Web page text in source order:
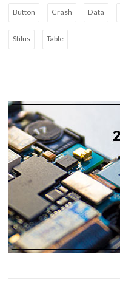
Button Crash Data
Stilus Table